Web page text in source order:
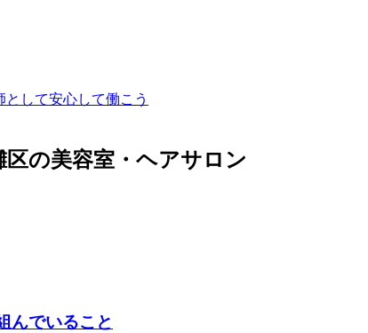
して安心して働こう
区の美容室・ヘアサロン
んでいること